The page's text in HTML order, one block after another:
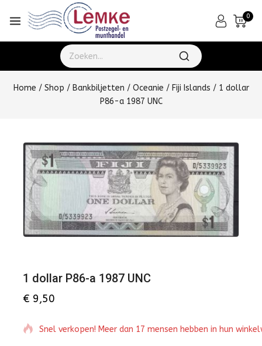
0
Home / Shop / Bankbiljetten / Oceanie / Fiji Islands / 1 dollar
P86-a 1987 UNC
1 dollar P86-a 1987 UNC
€ 9,50
Snel verkopen! Meer dan 17 mensen hebben in hun